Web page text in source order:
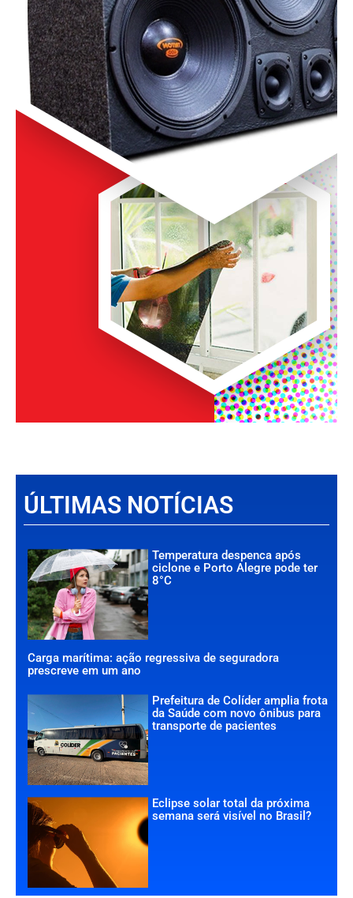
ÚLTIMAS NOTÍCIAS
Temperatura despenca após
ciclone e Porto Alegre pode ter
8°C
Carga marítima: ação regressiva de seguradora
prescreve em um ano
Prefeitura de Colíder amplia frota
da Saúde com novo ônibus para
transporte de pacientes
Eclipse solar total da próxima
semana será visível no Brasil?